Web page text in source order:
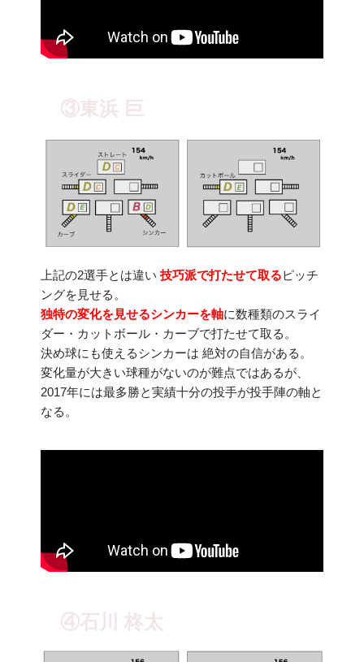
③東浜 巨
上記の2選手とは違い 技巧派で打たせて取るピッチ
ングを見せる。
独特の変化を見せるシンカーを軸に数種類のスライ
ダー・カットボール・カーブで打たせて取る。
決め球にも使えるシンカーは 絶対の自信がある。
変化量が大きい球種がないのが難点ではあるが、
2017年には最多勝と実績十分の投手が投手陣の軸と
なる。
④石川 柊太